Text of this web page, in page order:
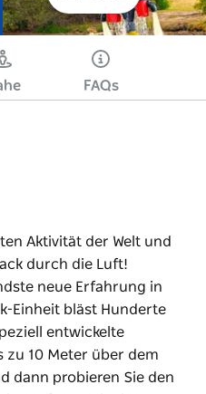
FAQs
Aktivität der Welt und
durch die Luft!
neue Erfahrung in
Einheit bläst Hunderte
entwickelte
zu 10 Meter über dem
dann probieren Sie den